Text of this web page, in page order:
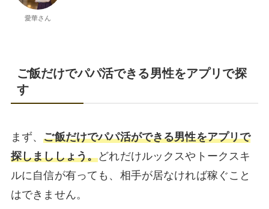
愛華さん
ご飯だけでパパ活できる男性をアプリで探
す
まず、ご飯だけでパパ活ができる男性をアプリで
探しまししょう。どれだけルックスやトークスキ
ルに自信が有っても、相手が居なければ稼ぐこと
はできません。